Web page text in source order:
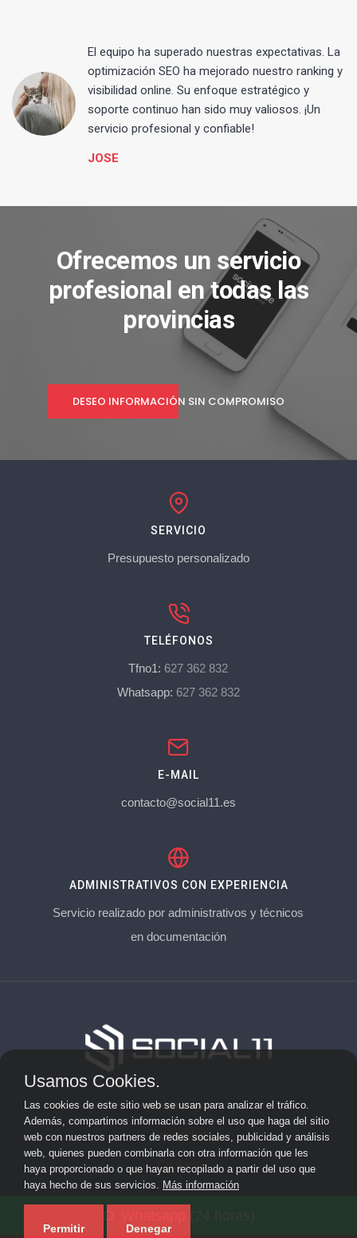
El equipo ha superado nuestras expectativas. La
optimización SEO ha mejorado nuestro ranking y
visibilidad online. Su enfoque estratégico y
soporte continuo han sido muy valiosos. ¡Un
servicio profesional y confiable!
JOSE
Ofrecemos un servicio
profesional en todas las
provincias
DESEO INFORMACIÓN SIN COMPROMISO
SERVICIO
Presupuesto personalizado
TELÉFONOS
Tfno1: 627 362 832
Whatsapp: 627 362 832
E-MAIL
contacto@social11.es
ADMINISTRATIVOS CON EXPERIENCIA
Servicio realizado por administrativos y técnicos
en documentación
Aviso Legal
Privacidad
Cookies
posicionamiento web y SEO ·
Usamos Cookies.
Las cookies de este sitio web se usan para analizar el tráfico.
Además, compartimos información sobre el uso que haga del sitio
web con nuestros partners de redes sociales, publicidad y análisis
web, quienes pueden combinarla con otra información que les
haya proporcionado o que hayan recopilado a partir del uso que
haya hecho de sus servicios. Más información
Permitir Denegar